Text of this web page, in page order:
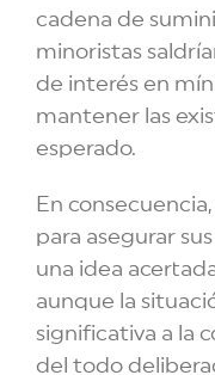
cadena de
minoristas
de interés en
mantener las
esperado.
En
para asegurar
una idea
aunque la
significativa a la
del todo